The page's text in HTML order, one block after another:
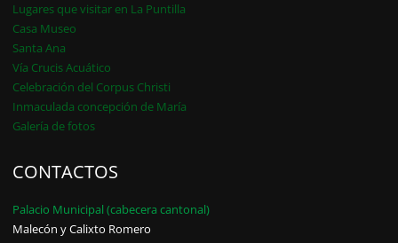
Lugares que visitar en La Puntilla
Casa Museo
Santa Ana
Vía Crucis Acuático
Celebración del Corpus Christi
Inmaculada concepción de María
Galería de fotos
CONTACTOS
Palacio Municipal (cabecera cantonal)
Malecón y Calixto Romero